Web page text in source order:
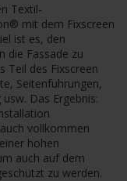
Textil-
mit dem Fixscreen
ist es, den
die Fassade zu
Teil des Fixscreen
Seitenfuhrungen,
Das Ergebnis:
vollkommen
hohen
auch auf dem
zu werden.